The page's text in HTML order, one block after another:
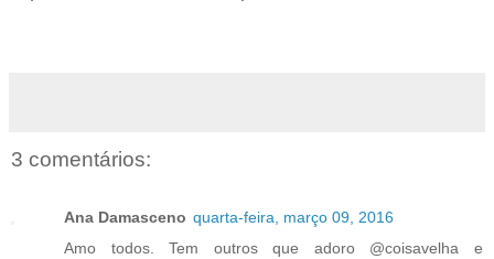
3 comentários:
Ana Damasceno quarta-feira, março 09, 2016
Amo todos. Tem outros que adoro @coisavelha e